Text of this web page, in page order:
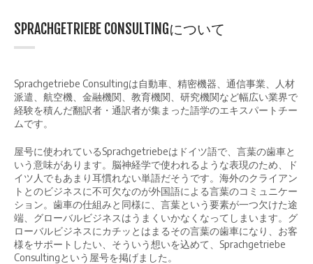
SPRACHGETRIEBE CONSULTINGについて
Sprachgetriebe Consultingは自動車、精密機器、通信事業、人材
派遣、航空機、金融機関、教育機関、研究機関など幅広い業界で
経験を積んだ翻訳者・通訳者が集まった語学のエキスパートチー
ムです。
屋号に使われているSprachgetriebeはドイツ語で、言葉の歯車と
いう意味があります。脳神経学で使われるような表現のため、ド
イツ人でもあまり耳慣れない単語だそうです。海外のクライアン
トとのビジネスに不可欠なのが外国語による言葉のコミュニケー
ション。歯車の仕組みと同様に、言葉という要素が一つ欠けた途
端、グローバルビジネスはうまくいかなくなってしまいます。グ
ローバルビジネスにカチッとはまるその言葉の歯車になり、お客
様をサポートしたい、そういう想いを込めて、Sprachgetriebe
Consultingという屋号を掲げました。